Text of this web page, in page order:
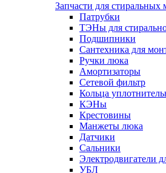
Запчасти для стиральных
Патрубки
ТЭНы для
Подшипники
Сантехника для
Ручки люка
Амортизаторы
Сетевой фильтр
Кольца
КЭНы
Крестовины
Манжеты люка
Датчики
Сальники
Электродвигатели
УБЛ